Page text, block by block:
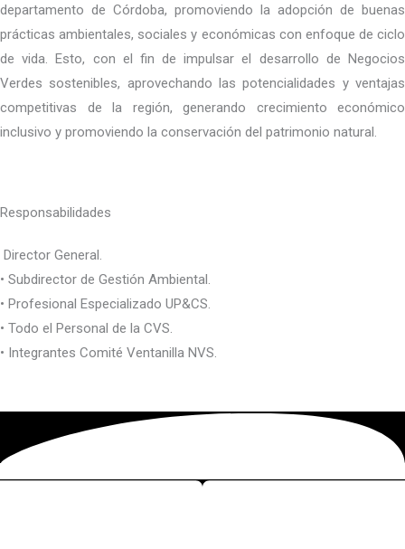
departamento de Córdoba, promoviendo la adopción de buenas
prácticas ambientales, sociales y económicas con enfoque de ciclo
de vida. Esto, con el fin de impulsar el desarrollo de Negocios
Verdes sostenibles, aprovechando las potencialidades y ventajas
competitivas de la región, generando crecimiento económico
inclusivo y promoviendo la conservación del patrimonio natural.
Responsabilidades
Director General.
• Subdirector de Gestión Ambiental.
• Profesional Especializado UP&CS.
• Todo el Personal de la CVS.
• Integrantes Comité Ventanilla NVS.